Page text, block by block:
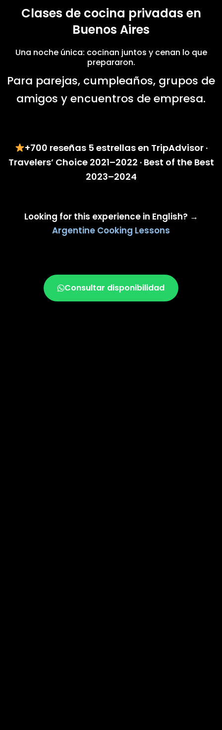
Clases de cocina privadas en
Buenos Aires
Una noche única: cocinan juntos y cenan lo que
prepararon.
Para parejas, cumpleaños, grupos de
amigos y encuentros de empresa.
+700 reseñas 5 estrellas en TripAdvisor ·
Travelers’ Choice 2021–2022 · Best of the Best
2023–2024
Looking for this experience in English? →
Argentine Cooking Lessons
Consultar disponibilidad